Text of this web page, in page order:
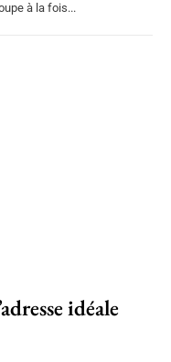
à la fois...
idéale